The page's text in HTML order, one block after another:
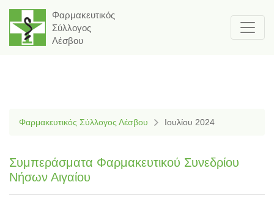
Φαρμακευτικός
Σύλλογος
Λέσβου
Φαρμακευτικός Σύλλογος Λέσβου Ιουλίου 2024
Συμπεράσματα Φαρμακευτικού Συνεδρίου
Νήσων Αιγαίου